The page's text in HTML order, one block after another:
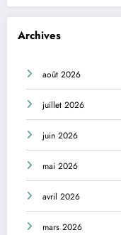
Archives
août 2026
juillet 2026
juin 2026
mai 2026
avril 2026
mars 2026